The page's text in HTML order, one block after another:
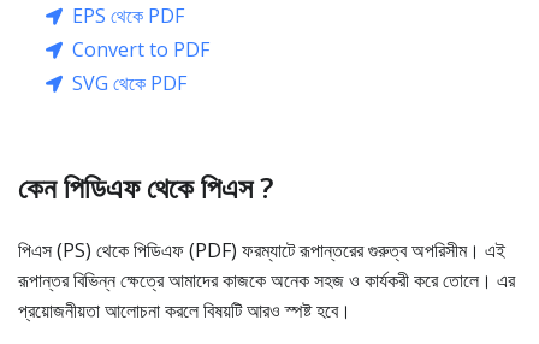
EPS থেকে PDF
Convert to PDF
SVG থেকে PDF
কেন পিডিএফ থেকে পিএস ?
পিএস (PS) থেকে পিডিএফ (PDF) ফরম্যাটে রূপান্তরের গুরুত্ব অপরিসীম। এই
রূপান্তর বিভিন্ন ক্ষেত্রে আমাদের কাজকে অনেক সহজ ও কার্যকরী করে তোলে। এর
প্রয়োজনীয়তা আলোচনা করলে বিষয়টি আরও স্পষ্ট হবে।